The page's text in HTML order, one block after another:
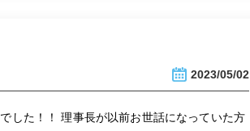
2023/05/02
した！！ 理事長が以前お世話になっていた方